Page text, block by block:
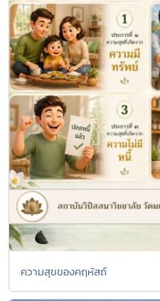
ความสุขของคฤหัสถ์